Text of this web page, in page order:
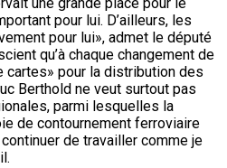
une grande place pour le
pour lui. D’ailleurs, les
pour lui», admet le député
qu’à chaque changement de
cartes» pour la distribution des
Berthold ne veut surtout pas
parmi lesquelles la
de contournement ferroviaire
de travailler comme je